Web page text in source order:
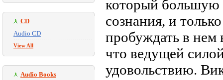
CD
Audio CD
View All
Audio Books
который большую
сознания, и
пробуждать в нем
что ведущей
удовольствию.